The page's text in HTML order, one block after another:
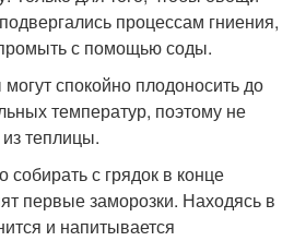
процессам гниения,
с помощью соды.
спокойно плодоносить до
температур, поэтому не
теплицы.
с грядок в конце
первые заморозки. Находясь в
и напитывается